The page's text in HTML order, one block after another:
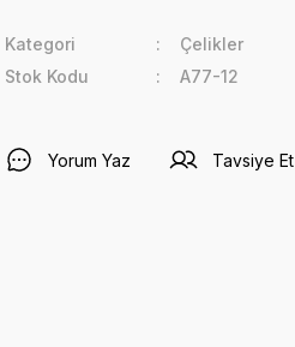
Kategori
Çelikler
Stok Kodu
A77-12
Yorum Yaz Tavsiye Et